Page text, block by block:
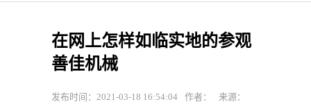
在网上怎样如临实地的参观
善佳机械
发布时间：2021-03-18 16:54:04 作者： 来源：